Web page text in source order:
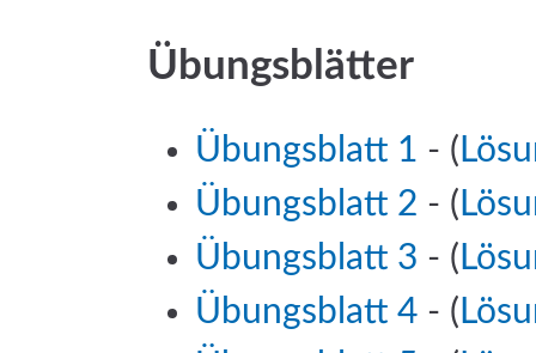
Übungsblätter
Übungsblatt 1 - (
Übungsblatt 2 - (
Übungsblatt 3 - (
Übungsblatt 4- (